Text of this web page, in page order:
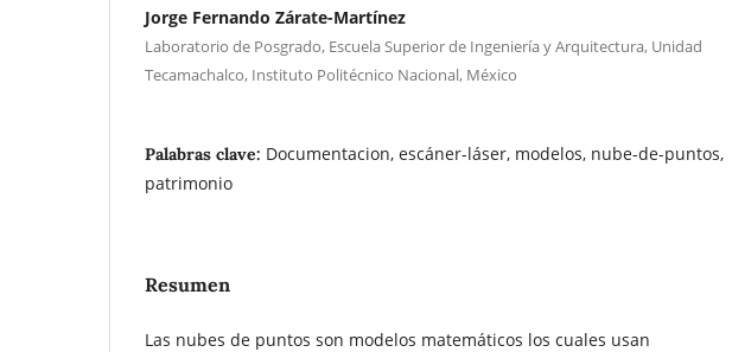
Jorge Fernando Zárate-Martínez
Laboratorio de Posgrado, Escuela Superior de Ingeniería y Arquitectura, Unidad
Tecamachalco, Instituto Politécnico Nacional, México
Palabras clave: Documentacion, escáner-láser, modelos, nube-de-puntos,
patrimonio
Resumen
Las nubes de puntos son modelos matemáticos los cuales usan